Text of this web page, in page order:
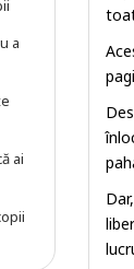
a
ai